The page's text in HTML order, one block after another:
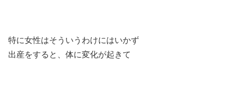
特に女性はそういうわけにはいかず
出産をすると、体に変化が起きて